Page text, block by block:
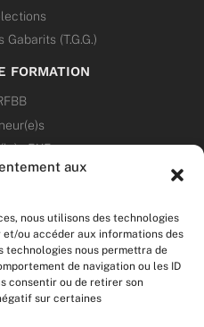
aux
nous utilisons des technologies
ou accéder aux informations des
technologies nous permettra de
de navigation ou les ID
consentir ou de retirer son
sur certaines
Gabarits (T.G.G.)
FORMATION
5X5